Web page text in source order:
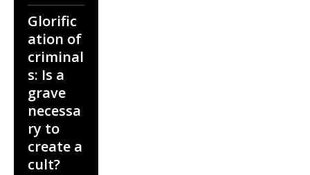
Glorific
ation of
criminal
s: Is a
grave
necessa
ry to
create a
cult?